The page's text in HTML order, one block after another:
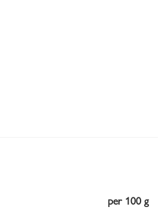
per 100 g